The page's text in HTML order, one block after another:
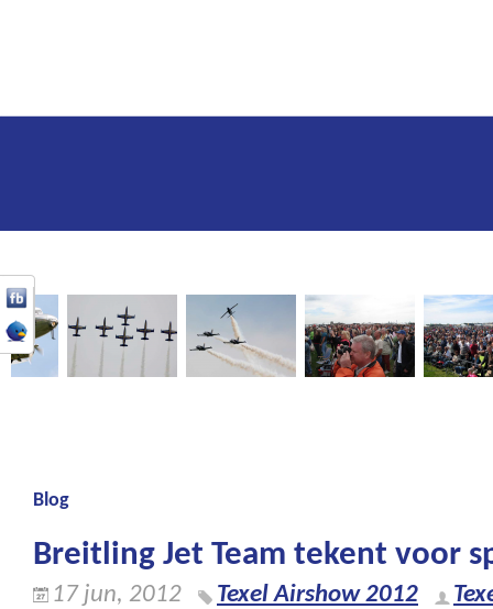
Blog
Breitling Jet Team tekent voor
17 jun, 2012 Texel Airshow 2012